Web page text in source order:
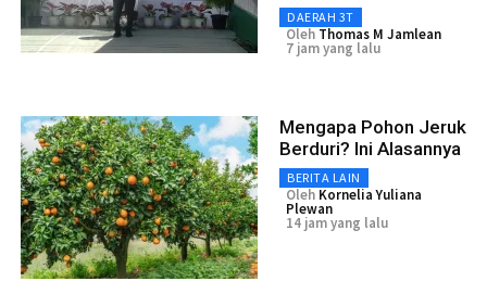
DAERAH 3T
Oleh Thomas M Jamlean
7 jam yang lalu
Mengapa Pohon Jeruk
Berduri? Ini Alasannya
BERITA LAIN
Oleh Kornelia Yuliana
Plewan
14 jam yang lalu